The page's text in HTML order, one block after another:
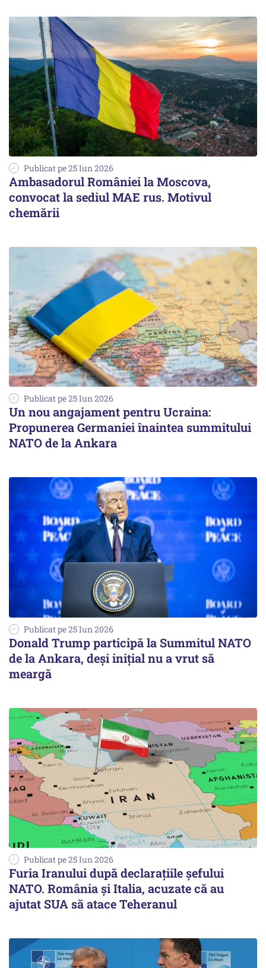
Publicat pe 25 Iun 2026
Ambasadorul României la Moscova,
convocat la sediul MAE rus. Motivul
chemării
Publicat pe 25 Iun 2026
Un nou angajament pentru Ucraina:
Propunerea Germaniei înaintea summitului
NATO de la Ankara
Publicat pe 25 Iun 2026
Donald Trump participă la Summitul NATO
de la Ankara, deşi iniţial nu a vrut să
meargă
Publicat pe 25 Iun 2026
Furia Iranului după declarațiile șefului
NATO. România și Italia, acuzate că au
ajutat SUA să atace Teheranul